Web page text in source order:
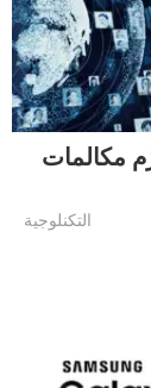
مكالمات
التكنلوجية